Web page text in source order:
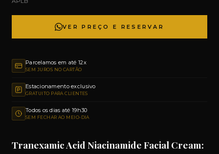
VER PREÇO E RESERVAR
Parcelamos em até 12x
SEM JUROS NO CARTÃO
Estacionamento exclusivo
GRATUITO PARA CLIENTES
Todos os dias até 19h30
SEM FECHAR AO MEIO-DIA
Tranexamic Acid Niacinamide Facial Cream: